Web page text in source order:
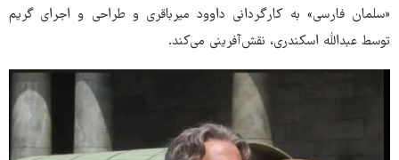
«سلمان فارسی» به کارگردانی داوود میرباقری و طراحی و اجرای گریم
توسط عبدالله اسکندری، نقش‌آفرینی می‌کند.